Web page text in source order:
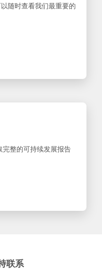
随时查看我们最重要的
整的可持续发展报告
联系